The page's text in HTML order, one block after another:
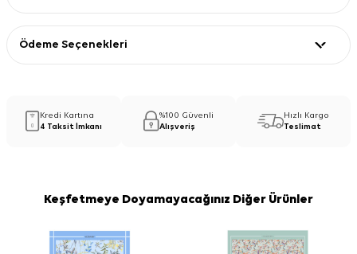
Ödeme Seçenekleri
Kredi Kartına
4 Taksit İmkanı
%100 Güvenli
Alışveriş
Hızlı Kargo
Teslimat
Keşfetmeye Doyamayacağınız Diğer Ürünler